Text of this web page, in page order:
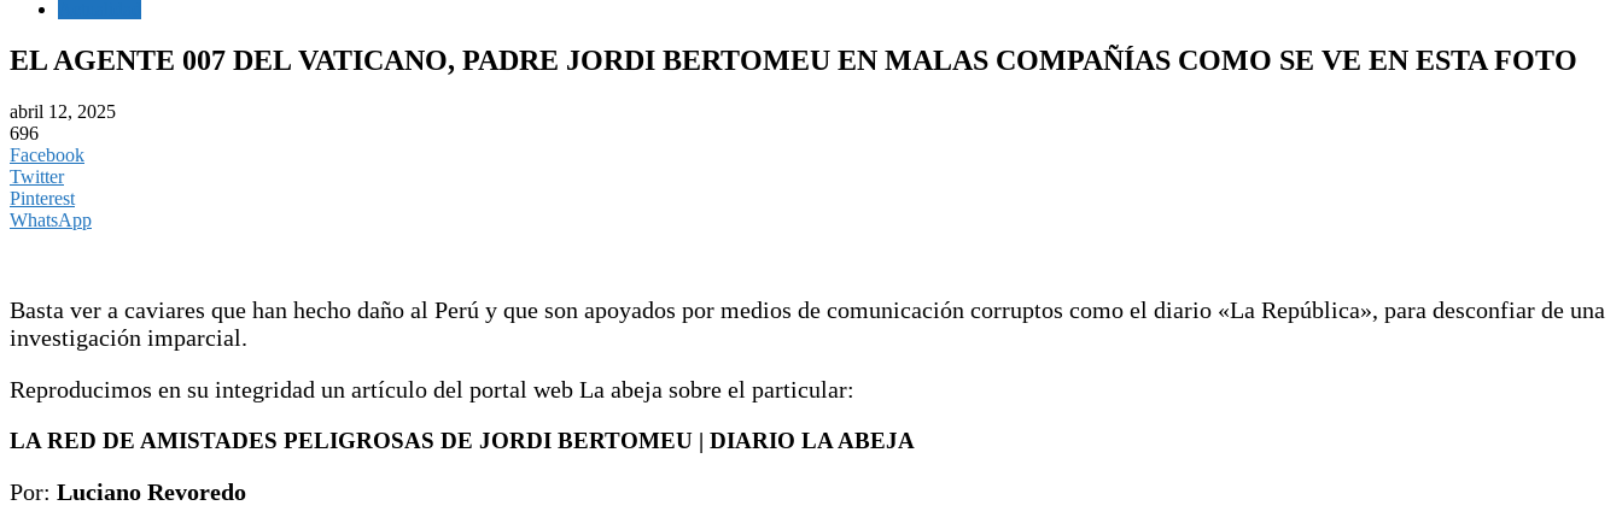
EL AGENTE 007 DEL VATICANO, PADRE JORDI BERTOMEU EN MALAS COMPAÑÍAS COMO SE VE EN ESTA FOTO
abril 12, 2025
696
Facebook
Twitter
Pinterest
WhatsApp
Basta ver a caviares que han hecho daño al Perú y que son apoyados por medios de comunicación corruptos como el diario «La República», para desconfiar de una
investigación imparcial.
Reproducimos en su integridad un artículo del portal web La abeja sobre el particular:
LA RED DE AMISTADES PELIGROSAS DE JORDI BERTOMEU | DIARIO LA ABEJA
Por: Luciano Revoredo